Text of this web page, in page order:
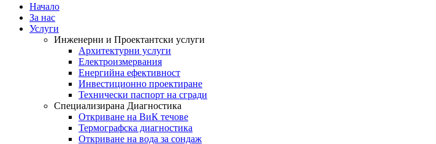
Начало
За нас
Услуги
Инженерни и Проектантски услуги
Архитектурни услуги
Електроизмервания
Енергийна ефективност
Инвестиционно проектиране
Технически паспорт на сгради
Специализирана Диагностика
Откриване на ВиК течове
Термографска диагностика
Откриване на вода за сондаж